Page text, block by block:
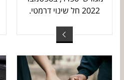
2022 חל שינוי דרמטי.